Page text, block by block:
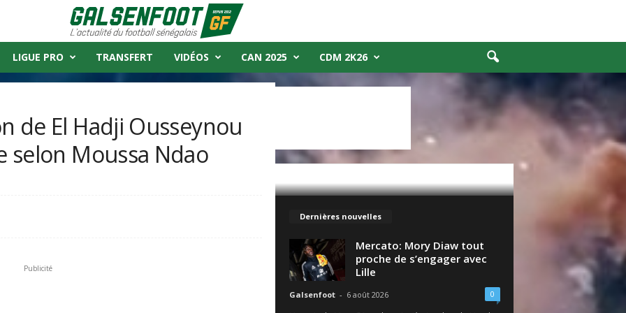
LIGUE PRO TRANSFERT VIDÉOS CAN 2025 CDM 2K26
de El Hadji Ousseynou
Moussa Ndao
Publicité
Dernières nouvelles
Mercato: Mory Diaw tout
proche de s’engager avec
Lille
Galsenfoot - 6 août 2026 0